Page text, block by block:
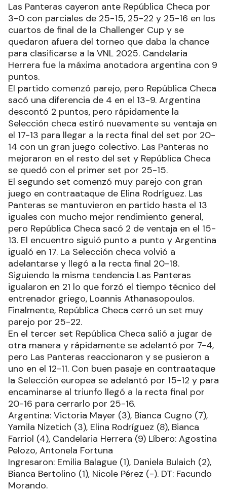
Las Panteras cayeron ante República Checa por
3-0 con parciales de 25-15, 25-22 y 25-16 en los
cuartos de final de la Challenger Cup y se
quedaron afuera del torneo que daba la chance
para clasificarse a la VNL 2025. Candelaria
Herrera fue la máxima anotadora argentina con 9
puntos.
El partido comenzó parejo, pero República Checa
sacó una diferencia de 4 en el 13-9. Argentina
descontó 2 puntos, pero rápidamente la
Selección checa estiró nuevamente su ventaja en
el 17-13 para llegar a la recta final del set por 20-
14 con un gran juego colectivo. Las Panteras no
mejoraron en el resto del set y República Checa
se quedó con el primer set por 25-15.
El segundo set comenzó muy parejo con gran
juego en contraataque de Elina Rodríguez. Las
Panteras se mantuvieron en partido hasta el 13
iguales con mucho mejor rendimiento general,
pero República Checa sacó 2 de ventaja en el 15-
13. El encuentro siguió punto a punto y Argentina
igualó en 17. La Selección checa volvió a
adelantarse y llegó a la recta final 20-18.
Siguiendo la misma tendencia Las Panteras
igualaron en 21 lo que forzó el tiempo técnico del
entrenador griego, Loannis Athanasopoulos.
Finalmente, República Checa cerró un set muy
parejo por 25-22.
En el tercer set República Checa salió a jugar de
otra manera y rápidamente se adelantó por 7-4,
pero Las Panteras reaccionaron y se pusieron a
uno en el 12-11. Con buen pasaje en contraataque
la Selección europea se adelantó por 15-12 y para
encaminarse al triunfo llegó a la recta final por
20-16 para cerrarlo por 25-16.
Argentina: Victoria Mayer (3), Bianca Cugno (7),
Yamila Nizetich (3), Elina Rodríguez (8), Bianca
Farriol (4), Candelaria Herrera (9) Líbero: Agostina
Pelozo, Antonela Fortuna
Ingresaron: Emilia Balague (1), Daniela Bulaich (2),
Bianca Bertolino (1), Nicole Pérez (-). DT: Facundo
Morando.